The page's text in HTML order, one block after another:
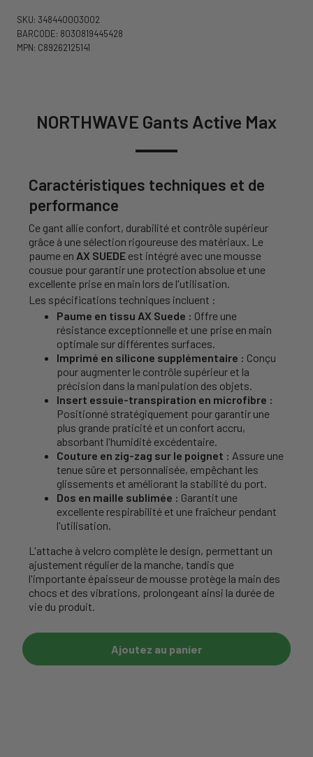
SKU: 348440003002
BARCODE: 8030819445428
MPN: C89262125141
NORTHWAVE Gants Active Max
Caractéristiques techniques et de
performance
Ce gant allie confort, durabilité et contrôle supérieur
grâce à une sélection rigoureuse des matériaux. Le
paume en AX SUEDE est intégré avec une mousse
cousue pour garantir une protection absolue et une
excellente prise en main lors de l'utilisation.
Les spécifications techniques incluent :
Paume en tissu AX Suede : Offre une
résistance exceptionnelle et une prise en main
optimale sur différentes surfaces.
Imprimé en silicone supplémentaire : Conçu
pour augmenter le contrôle supérieur et la
précision dans la manipulation des objets.
Insert essuie-transpiration en microfibre :
Positionné stratégiquement pour garantir une
plus grande praticité et un confort accru,
absorbant l'humidité excédentaire.
Couture en zig-zag sur le poignet : Assure une
tenue sûre et personnalisée, empêchant les
glissements et améliorant la stabilité du port.
Dos en maille sublimée : Garantit une
excellente respirabilité et une fraîcheur pendant
l'utilisation.
L'attache à velcro complète le design, permettant un
ajustement régulier de la manche, tandis que
l'importante épaisseur de mousse protège la main des
chocs et des vibrations, prolongeant ainsi la durée de
vie du produit.
Ajoutez au panier